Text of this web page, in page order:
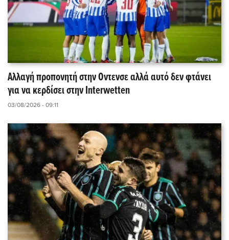
Αλλαγή προπονητή στην Οντενσε αλλά αυτό δεν φτάνει
για να κερδίσει στην Interwetten
03/08/2026 - 09:11